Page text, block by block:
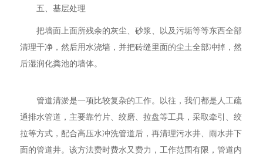
五、基层处理
把墙面上面所残余的灰尘、砂浆、以及污垢等等东西全部
清理干净，然后用水浇墙，并把砖缝里面的尘土全部冲掉，然
后湿润化粪池的墙体。
管道清淤是一项比较复杂的工作。以往，我们都是人工疏
通排水管道，主要靠竹片、绞磨、拉盘等工具，采取牵引、绞
拉等方式，配合高压水冲洗管道后，再清理污水井、雨水井下
面的管道井。该方法费时费水又费力，工作范围有限，管道内